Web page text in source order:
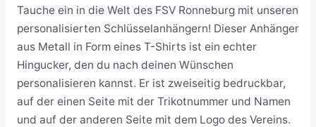
Tauche ein in die Welt des FSV Ronneburg mit unseren
personalisierten Schlüsselanhängern! Dieser Anhänger
aus Metall in Form eines T-Shirts ist ein echter
Hingucker, den du nach deinen Wünschen
personalisieren kannst. Er ist zweiseitig bedruckbar,
auf der einen Seite mit der Trikotnummer und Namen
und auf der anderen Seite mit dem Logo des Vereins.